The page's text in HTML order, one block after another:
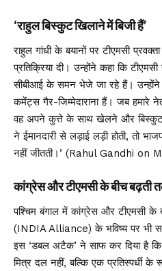
‘राहुल बिस्कुट खिलाने में बिजी हैं’
राहुल गांधी के बयानों पर टीएमसी
प्रतिक्रिया दी। उन्होंने कहा कि
सीबीआई के समन भेजे जा रहे हैं।
कमेंट्स गैर-जिम्मेदाराना हैं। जब हमारे
वह अपने कुत्ते के साथ खेलने और
ने ईमानदारी से लड़ाई लड़ी होती, तो
नहीं जीतती।’ (Rahul Gandhi on
कांग्रेस और टीएमसी के बीच बढ़ती
पश्चिम बंगाल में कांग्रेस और टीएमसी के
(INDIA Alliance) के भविष्य पर भी
इस ‘डबल अटैक’ ने साफ कर दिया है कि
मित्र दल नहीं, बल्कि एक प्रतिस्पर्धी